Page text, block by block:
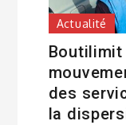
Actualité
Boutilimit
des
la